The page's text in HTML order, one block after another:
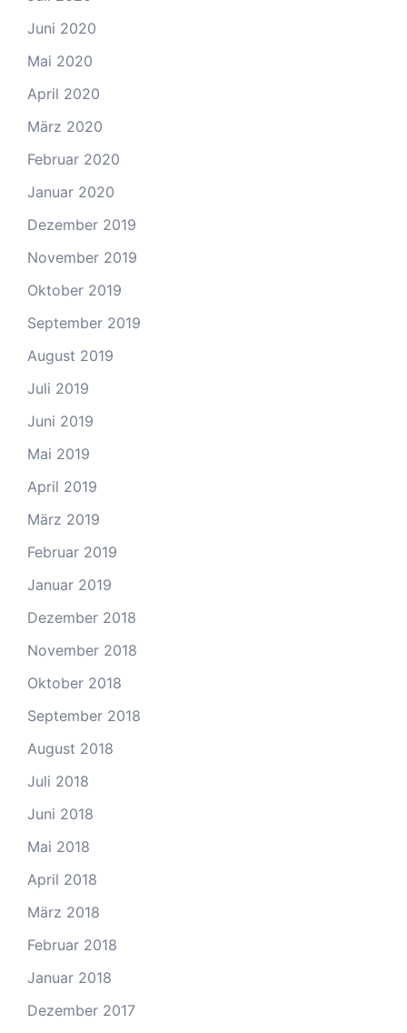
Juni 2020
Mai 2020
April 2020
März 2020
Februar 2020
Januar 2020
Dezember 2019
November 2019
Oktober 2019
September 2019
August 2019
Juli 2019
Juni 2019
Mai 2019
April 2019
März 2019
Februar 2019
Januar 2019
Dezember 2018
November 2018
Oktober 2018
September 2018
August 2018
Juli 2018
Juni 2018
Mai 2018
April 2018
März 2018
Februar 2018
Januar 2018
Dezember 2017